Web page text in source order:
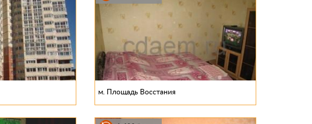
м. Площадь Восстания